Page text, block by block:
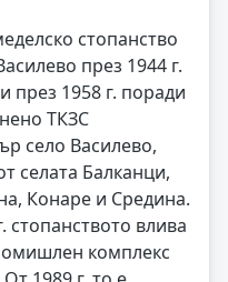
стопанство
през 1944 г.
през 1958 г. поради
ТКЗС
село Василево,
селата Балканци,
Конаре и Средина.
стопанството влива
комплекс